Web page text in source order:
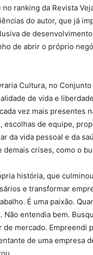
no ranking da Revista
do autor, que já
de
de abrir o próprio
Cultura, no
de vida e
vez mais presentes
escolhas de equipe,
da vida pessoal e da
demais crises, como o
história, que
e transformar
É uma paixão.
Não entendia bem.
de mercado. Empreendi
de uma empresa